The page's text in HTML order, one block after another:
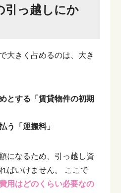
引っ越しにか
大きく占めるのは、大き
とする「賃貸物件の初期
う「運搬料」
になるため、引っ越し資
ばいけません。
ここで
用はどのくらい必要なの